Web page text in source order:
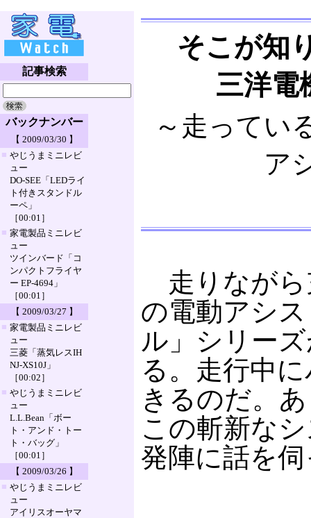
記事検索
バックナンバー
【 2009/03/30 】
■ やじうまミニレビ
ュー
DO-SEE「LEDライ
ト付きスタンドル
ーペ」
［00:01］
■ 家電製品ミニレビ
ュー
ツインバード「コ
ンパクトフライヤ
ー EP-4694」
［00:01］
【 2009/03/27 】
■ 家電製品ミニレビ
ュー
三菱「蒸気レスIH
NJ-XS10J」
［00:02］
■ やじうまミニレビ
ュー
L.L.Bean「ボー
ト・アンド・トー
ト・バッグ」
［00:01］
【 2009/03/26 】
■ やじうまミニレビ
ュー
アイリスオーヤマ
そこが知
三洋電
～走ってい
ア
走りながら
の電動アシ
ル」シリー
る。走行中
きるのだ。
この斬新な
発陣に話を